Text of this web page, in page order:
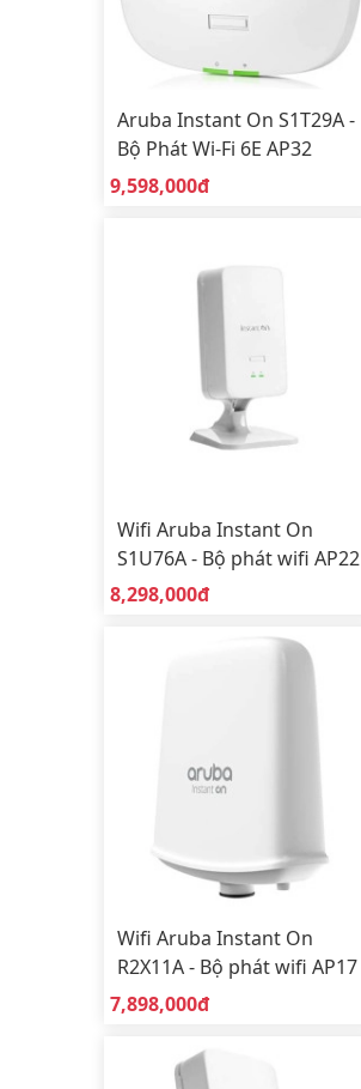
Aruba Instant On S1T29A -
Bộ Phát Wi-Fi 6E AP32
Trong Nhà (Indoor)
Giá bán:
9,598,000đ
Wifi Aruba Instant On
S1U76A - Bộ phát wifi AP22
Wifi 6 để bàn sử dụng
Giá bán:
8,298,000đ
Wifi Aruba Instant On
R2X11A - Bộ phát wifi AP17
sử dụng ngoài trời
Giá bán:
7,898,000đ